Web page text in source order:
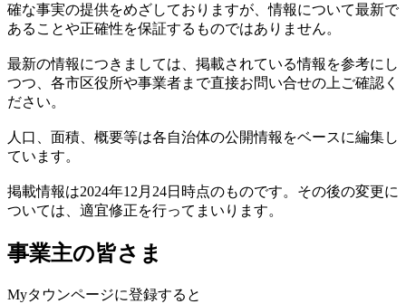
確な事実の提供をめざしておりますが、情報について最新で
あることや正確性を保証するものではありません。
最新の情報につきましては、掲載されている情報を参考にし
つつ、各市区役所や事業者まで直接お問い合せの上ご確認く
ださい。
人口、面積、概要等は各自治体の公開情報をベースに編集し
ています。
掲載情報は2024年12月24日時点のものです。その後の変更に
ついては、適宜修正を行ってまいります。
事業主の皆さま
Myタウンページに登録すると